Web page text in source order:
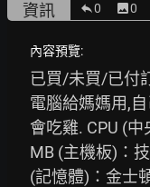
資訊 0 image0
內容預覽:
已買/未買/已付
電腦給媽媽用,
會吃雞. CPU (
MB (主機板)：
(記憶體)：金士